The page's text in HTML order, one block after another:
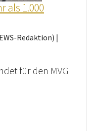
als 1.000
Redaktion) |
für den MVG